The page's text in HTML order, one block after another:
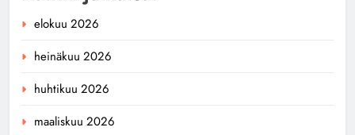
elokuu 2026
heinäkuu 2026
huhtikuu 2026
maaliskuu 2026